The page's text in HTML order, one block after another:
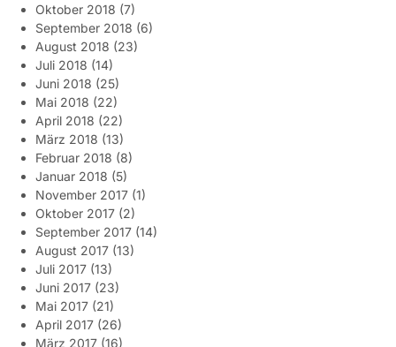
Oktober 2018 (7)
September 2018 (6)
August 2018 (23)
Juli 2018 (14)
Juni 2018 (25)
Mai 2018 (22)
April 2018 (22)
März 2018 (13)
Februar 2018 (8)
Januar 2018 (5)
November 2017 (1)
Oktober 2017 (2)
September 2017 (14)
August 2017 (13)
Juli 2017 (13)
Juni 2017 (23)
Mai 2017 (21)
April 2017 (26)
März 2017 (16)